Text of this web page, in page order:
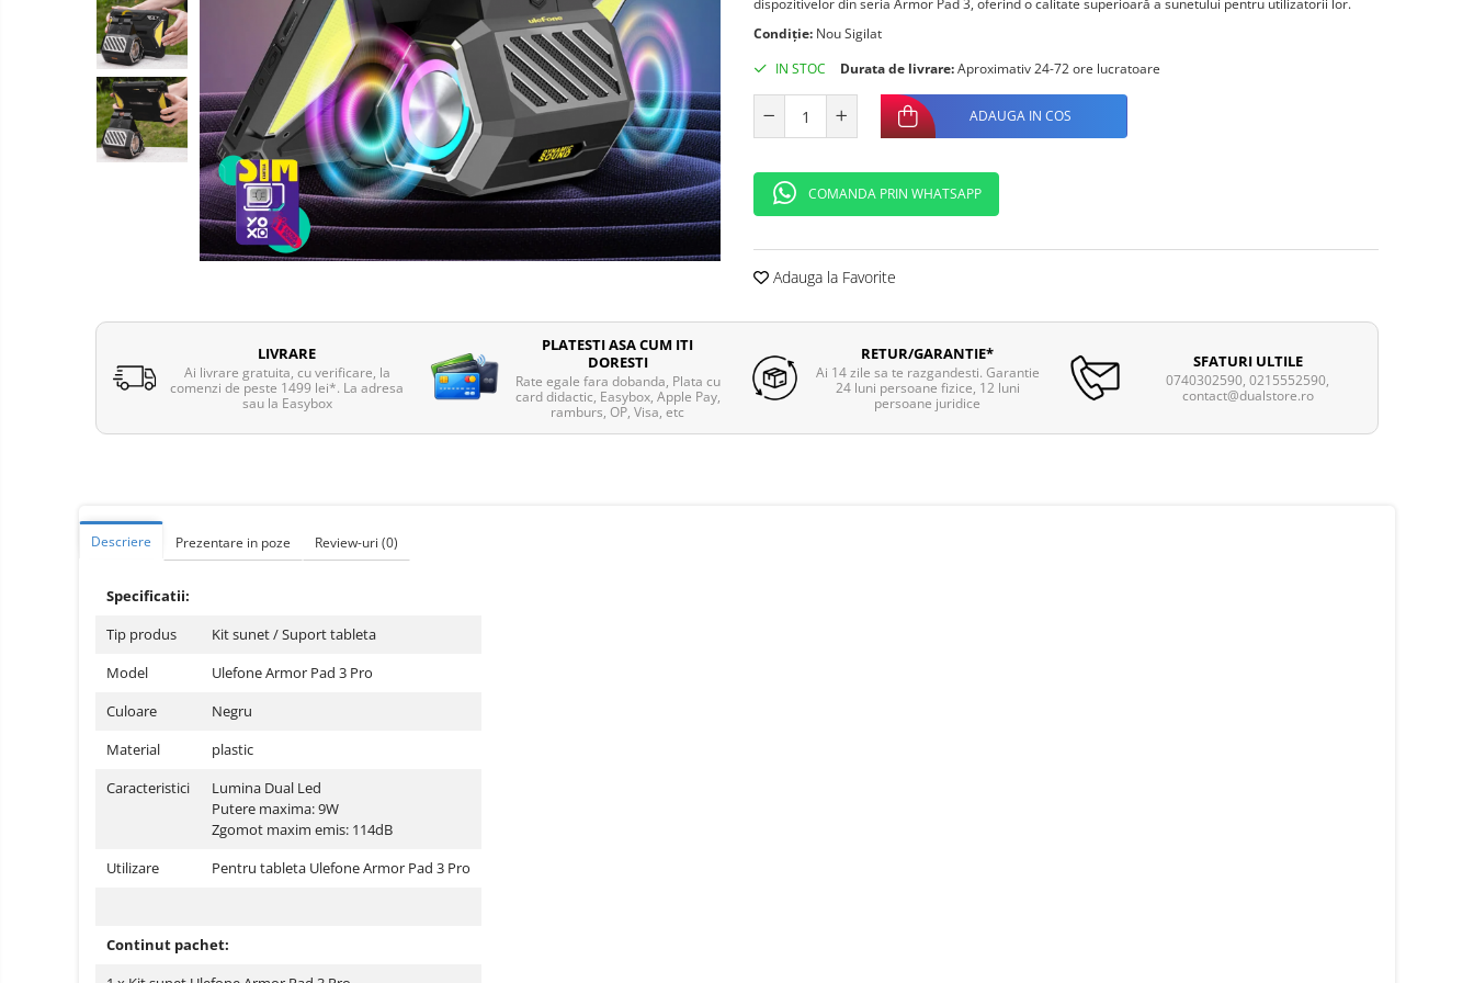
Telefoane mobile Oukitel
Telefoane mobile Ulefone
Telefoane mobile Unihertz
Telefoane mobile Cubot
Telefoane mobile Blackview
Telefoane mobile OSCAL
Telefoane mobile Fossibot
Telefoane mobile Lagenio
Telefoane mobile Samsung
Telefoane mobile iHunt
Telefoane mobile AGM
Telefoane mobile ALTE
BRANDURI
Tablete PC
Tablete pc cu proiector video
Tablete rezistente
dispozitivelor din seria Armor Pad 3, oferind o calitate superioară a sunetului pentru utilizatorii lor.
Condiție: Nou Sigilat
IN STOC
Durata de livrare:Aproximativ 24-72 ore lucratoare
ADAUGA IN COS
COMANDA PRIN WHATSAPP
Adauga la Favorite
LIVRARE
Ai livrare gratuita, cu verificare, la
comenzi de peste 1499 lei*. La adresa
sau la Easybox
PLATESTI ASA CUM ITI
DORESTI
Rate egale fara dobanda, Plata cu
card didactic, Easybox, Apple Pay,
ramburs, OP, Visa, etc
RETUR/GARANTIE*
Ai 14 zile sa te razgandesti. Garantie
24 luni persoane fizice, 12 luni
persoane juridice
SFATURI ULTILE
0740302590, 0215552590,
contact@dualstore.ro
Descriere Prezentare in poze Review-uri (0)
Specificatii:
Tip produs
Kit sunet / Suport tableta
Model
Ulefone Armor Pad 3 Pro
Culoare
Negru
Material
plastic
Caracteristici
Lumina Dual Led
Putere maxima: 9W
Zgomot maxim emis: 114dB
Utilizare
Pentru tableta Ulefone Armor Pad 3 Pro
Continut pachet: